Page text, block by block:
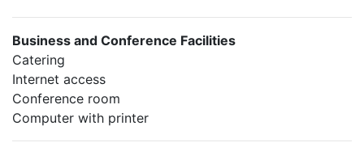
Business and Conference Facilities
Catering
Internet access
Conference room
Computer with printer